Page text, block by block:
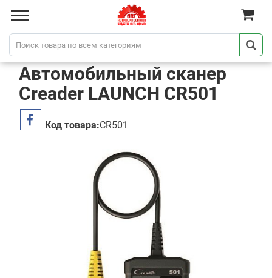
Автомобильный сканер
Creader LAUNCH CR501
Код товара:CR501